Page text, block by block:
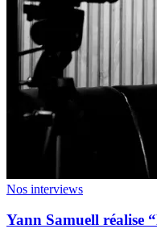
Nos interviews
Yann Samuell réalise